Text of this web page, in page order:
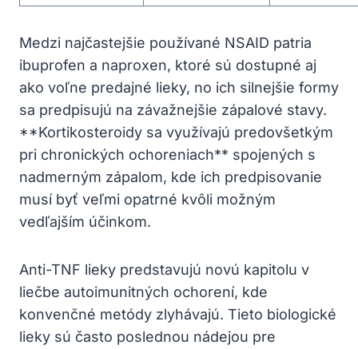
Medzi najčastejšie používané NSAID patria
ibuprofen a naproxen, ktoré sú dostupné aj
ako voľne predajné lieky, no ich silnejšie formy
sa predpisujú na závažnejšie zápalové stavy.
**Kortikosteroidy sa využívajú predovšetkým
pri chronických ochoreniach** spojených s
nadmerným zápalom, kde ich predpisovanie
musí byť veľmi opatrné kvôli možným
vedľajším účinkom.
Anti-TNF lieky predstavujú novú kapitolu v
liečbe autoimunitných ochorení, kde
konvenčné metódy zlyhávajú. Tieto biologické
lieky sú často poslednou nádejou pre